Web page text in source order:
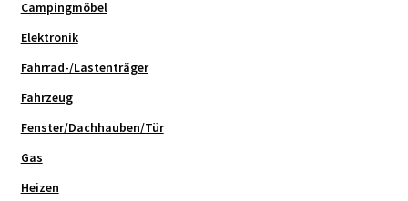
Campingmöbel
Elektronik
Fahrrad-/Lastenträger
Fahrzeug
Fenster/Dachhauben/Tür
Gas
Heizen